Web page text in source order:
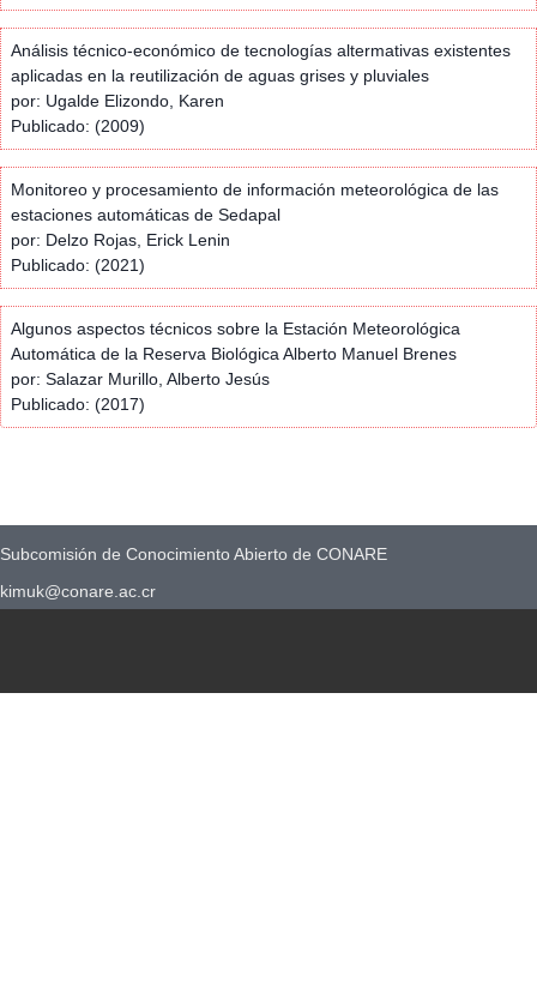
Análisis técnico-económico de tecnologías altermativas existentes
aplicadas en la reutilización de aguas grises y pluviales
por: Ugalde Elizondo, Karen
Publicado: (2009)
Monitoreo y procesamiento de información meteorológica de las
estaciones automáticas de Sedapal
por: Delzo Rojas, Erick Lenin
Publicado: (2021)
Algunos aspectos técnicos sobre la Estación Meteorológica
Automática de la Reserva Biológica Alberto Manuel Brenes
por: Salazar Murillo, Alberto Jesús
Publicado: (2017)
Subcomisión de Conocimiento Abierto de CONARE
kimuk@conare.ac.cr